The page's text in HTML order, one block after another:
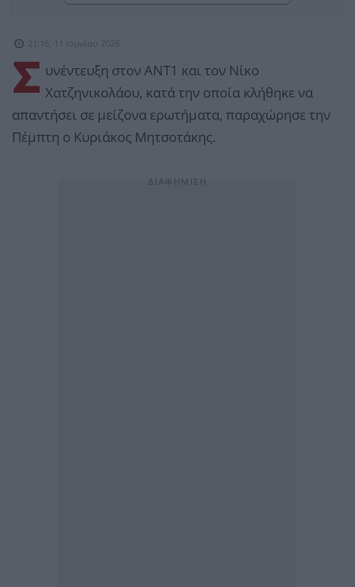
21:16, 11 Ιουνίου 2026
Σ υνέντευξη στον ΑΝΤ1 και τον Νίκο
Χατζηνικολάου, κατά την οποία κλήθηκε να
απαντήσει σε μείζονα ερωτήματα, παραχώρησε την
Πέμπτη ο Κυριάκος Μητσοτάκης.